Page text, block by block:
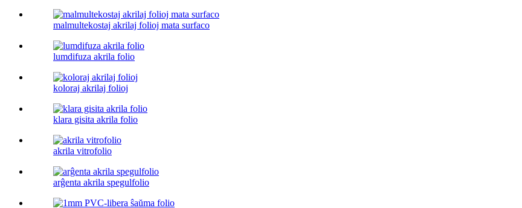
malmultekostaj akrilaj folioj mata surfaco
lumdifuza akrila folio
koloraj akrilaj folioj
klara gisita akrila folio
akrila vitrofolio
arĝenta akrila spegulfolio